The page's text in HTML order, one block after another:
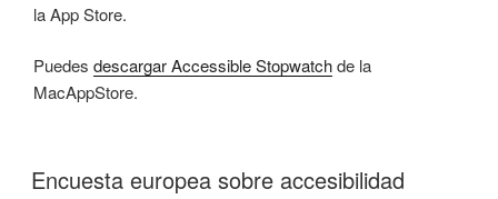
la App Store.
Puedes descargar Accessible Stopwatchde la
MacAppStore.
Encuesta europea sobre accesibilidad